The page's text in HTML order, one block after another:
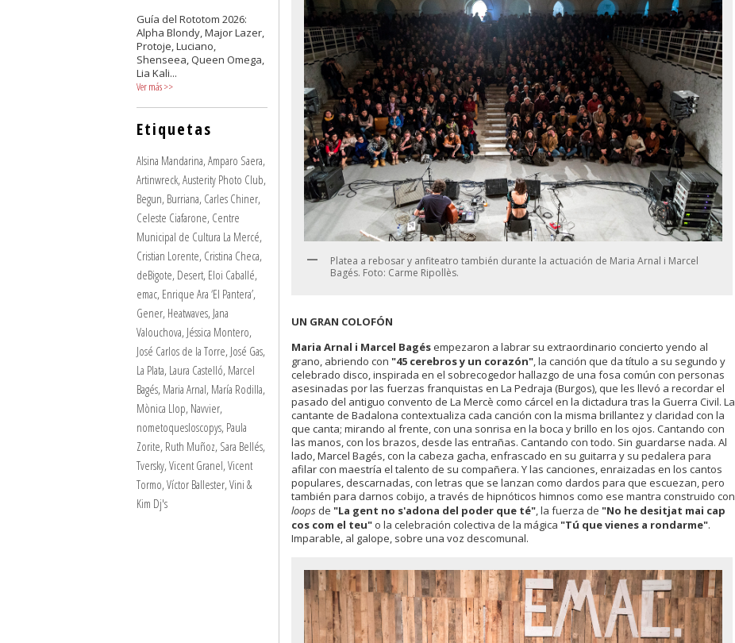
Guía del Rototom 2026:
Alpha Blondy, Major Lazer,
Protoje, Luciano,
Shenseea, Queen Omega,
Lia Kali...
Ver más>>
Etiquetas
Alsina Mandarina, Amparo Saera,
Artinwreck, Austerity Photo Club,
Begun, Burriana, Carles Chiner,
Celeste Ciafarone, Centre
Municipal de Cultura La Mercé,
Cristian Lorente, Cristina Checa,
deBigote, Desert, Eloi Caballé,
emac, Enrique Ara ‘El Pantera’,
Gener, Heatwaves, Jana
Valouchova, Jéssica Montero,
José Carlos de la Torre, José Gas,
La Plata, Laura Castelló, Marcel
Bagés, Maria Arnal, María Rodilla,
Mònica Llop, Navvier,
nometoquesloscopys, Paula
Zorite, Ruth Muñoz, Sara Bellés,
Tversky, Vicent Granel, Vicent
Tormo, Víctor Ballester, Vini &
Kim Dj's
Platea a rebosar y anfiteatro también durante la actuación de Maria Arnal i Marcel
Bagés. Foto: Carme Ripollès.
UN GRAN COLOFÓN
Maria Arnal i Marcel Bagés empezaron a labrar su extraordinario concierto yendo al
grano, abriendo con "45 cerebros y un corazón", la canción que da título a su segundo y
celebrado disco, inspirada en el sobrecogedor hallazgo de una fosa común con personas
asesinadas por las fuerzas franquistas en La Pedraja (Burgos), que les llevó a recordar el
pasado del antiguo convento de La Mercè como cárcel en la dictadura tras la Guerra Civil. La
cantante de Badalona contextualiza cada canción con la misma brillantez y claridad con la
que canta; mirando al frente, con una sonrisa en la boca y brillo en los ojos. Cantando con
las manos, con los brazos, desde las entrañas. Cantando con todo. Sin guardarse nada. Al
lado, Marcel Bagés, con la cabeza gacha, enfrascado en su guitarra y su pedalera para
afilar con maestría el talento de su compañera. Y las canciones, enraizadas en los cantos
populares, descarnadas, con letras que se lanzan como dardos para que escuezan, pero
también para darnos cobijo, a través de hipnóticos himnos como ese mantra construido con
loops de "La gent no s'adona del poder que té", la fuerza de "No he desitjat mai cap
cos com el teu" o la celebración colectiva de la mágica "Tú que vienes a rondarme".
Imparable, al galope, sobre una voz descomunal.